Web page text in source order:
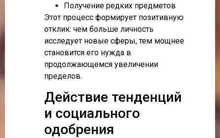
Получение редких предметов
Этот процесс формирует позитивную
отклик: чем больше личность
исследует новые сферы, тем мощнее
становится его нужда в
продолжающемся увеличении
пределов.
Действие тенденций
и социального
одобрения